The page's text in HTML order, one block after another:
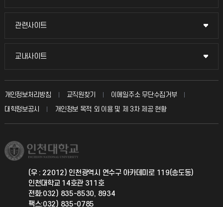
입학안내
취업정보(학생)
묻고 답하기
칭찬마당
학생서비스 지킴이
관련사이트
관련사이트
국방헬프콜
총동문회
교내사이트
교내사이트
교수회
교육혁신본부
국제지원과
공자아카데미
개인정보처리방침 교직원찾기
이메일주소 무단수집거부
대학정보공시
개인정보 목적 외 이용 및 제 3차 제공 현황
(우 : 22012) 인천광역시 연수구 아카데미로 119(송도동)
인천대학교 14호관 311호
전화:032) 835-8530, 8934
팩스:032) 835-0785